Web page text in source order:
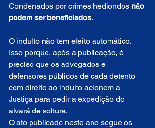
Condenados por crimes hediondos não
podem ser beneficiados.
O indulto não tem efeito automático.
Isso porque, após a publicação, é
preciso que os advogados e
defensores públicos de cada detento
com direito ao indulto acionem a
Justiça para pedir a expedição do
alvará de soltura.
O ato publicado neste ano segue os